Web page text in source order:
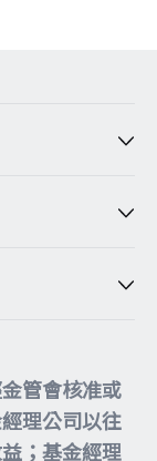
管會核准或
理公司以往
；基金經理